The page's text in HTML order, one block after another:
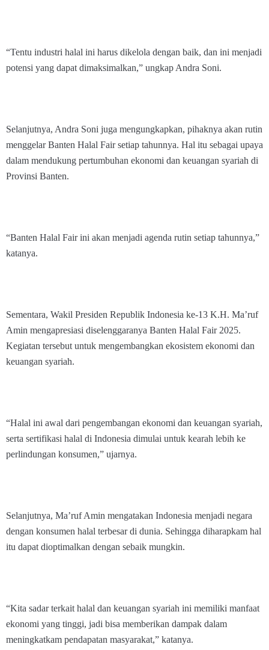
“Tentu industri halal ini harus dikelola dengan baik, dan ini menjadi
potensi yang dapat dimaksimalkan,” ungkap Andra Soni.
Selanjutnya, Andra Soni juga mengungkapkan, pihaknya akan rutin
menggelar Banten Halal Fair setiap tahunnya. Hal itu sebagai upaya
dalam mendukung pertumbuhan ekonomi dan keuangan syariah di
Provinsi Banten.
“Banten Halal Fair ini akan menjadi agenda rutin setiap tahunnya,”
katanya.
Sementara, Wakil Presiden Republik Indonesia ke-13 K.H. Ma’ruf
Amin mengapresiasi diselenggaranya Banten Halal Fair 2025.
Kegiatan tersebut untuk mengembangkan ekosistem ekonomi dan
keuangan syariah.
“Halal ini awal dari pengembangan ekonomi dan keuangan syariah,
serta sertifikasi halal di Indonesia dimulai untuk kearah lebih ke
perlindungan konsumen,” ujarnya.
Selanjutnya, Ma’ruf Amin mengatakan Indonesia menjadi negara
dengan konsumen halal terbesar di dunia. Sehingga diharapkam hal
itu dapat dioptimalkan dengan sebaik mungkin.
“Kita sadar terkait halal dan keuangan syariah ini memiliki manfaat
ekonomi yang tinggi, jadi bisa memberikan dampak dalam
meningkatkam pendapatan masyarakat,” katanya.